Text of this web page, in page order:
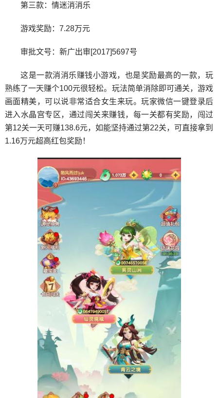
第三款：情迷消消乐
游戏奖励：7.28万元
审批文号：新广出审[2017]5697号
这是一款消消乐赚钱小游戏，也是奖励最高的一款，玩
熟练了一天赚个100元很轻松。玩法简单消除即可通关，游戏
画面精美，可以说非常适合女生来玩。玩家微信一键登录后
进入水晶宫专区，通过闯关来赚钱，每一关都有奖励，闯过
第12关一天可赚138.6元，如能坚持通过第22关，可直接拿到
1.16万元超高红包奖励！